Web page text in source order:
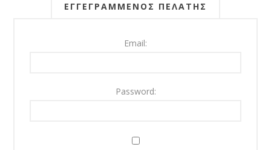
ΕΓΓΕΓΡΑΜΜΈΝΟΣ ΠΕΛΆΤΗΣ
Email:
Password: